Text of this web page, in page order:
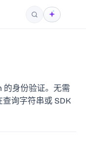
搜索
身份验证。无需
询字符串或 SDK